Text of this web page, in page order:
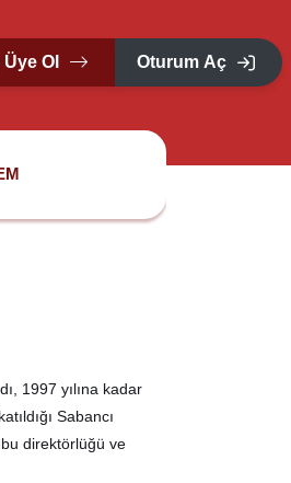
Üye Ol Oturum Aç
1997 yılına kadar
Sabancı
direktörlüğü ve